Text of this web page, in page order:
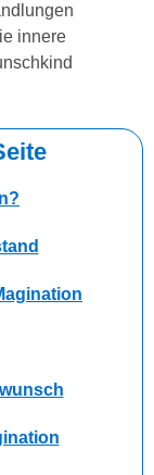
innere